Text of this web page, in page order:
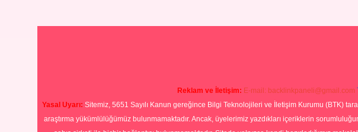
Reklam ve İletişim: E-mail: backlinkpaneli@gmail.com
Yasal Uyarı: Sitemiz, 5651 Sayılı Kanun gereğince Bilgi Teknolojileri ve İletişim Kurumu (BTK)
araştırma yükümlülüğümüz bulunmamaktadır. Ancak, üyelerimiz yazdıkları içeriklerin